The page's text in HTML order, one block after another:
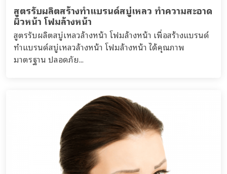
สูตรรับผลิตสร้างทำแบรนด์สบู่เหลว ทำความสะอาด
ผิวหน้า โฟมล้างหน้า
สูตรรับผลิตสบู่เหลวล้างหน้า โฟมล้างหน้า เพื่อสร้างแบรนด์
ทำแบรนด์สบู่เหลวล้างหน้า โฟมล้างหน้า ได้คุณภาพ
มาตรฐาน ปลอดภัย...